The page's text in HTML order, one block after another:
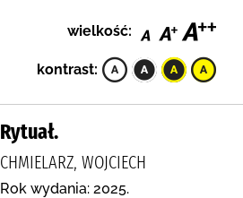
wielkość:
kontrast:
Rytuał.
CHMIELARZ, WOJCIECH
Rok wydania: 2025.